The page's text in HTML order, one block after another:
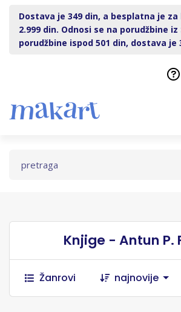
Dostava je 349 din, a besplatna je
2.999 din. Odnosi se na porudžbine iz
porudžbine ispod 501 din, dostava je
Knjige - Antun P.
Žanrovi najnovije